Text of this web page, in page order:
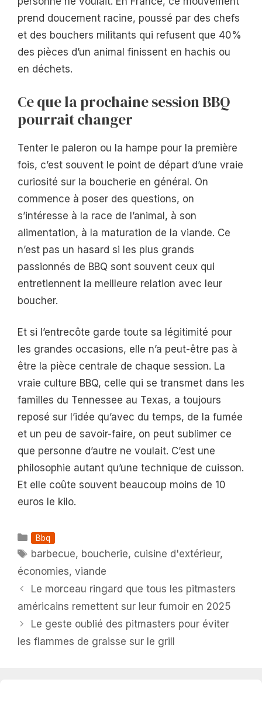
prend doucement racine, poussé par des chefs
et des bouchers militants qui refusent que 40%
des pièces d’un animal finissent en hachis ou
en déchets.
Ce que la prochaine session BBQ
pourrait changer
Tenter le paleron ou la hampe pour la première
fois, c’est souvent le point de départ d’une vraie
curiosité sur la boucherie en général. On
commence à poser des questions, on
s’intéresse à la race de l’animal, à son
alimentation, à la maturation de la viande. Ce
n’est pas un hasard si les plus grands
passionnés de BBQ sont souvent ceux qui
entretiennent la meilleure relation avec leur
boucher.
Et si l’entrecôte garde toute sa légitimité pour
les grandes occasions, elle n’a peut-être pas à
être la pièce centrale de chaque session. La
vraie culture BBQ, celle qui se transmet dans les
familles du Tennessee au Texas, a toujours
reposé sur l’idée qu’avec du temps, de la fumée
et un peu de savoir-faire, on peut sublimer ce
que personne d’autre ne voulait. C’est une
philosophie autant qu’une technique de cuisson.
Et elle coûte souvent beaucoup moins de 10
euros le kilo.
Catégories
Bbq
Étiquettes
barbecue, boucherie, cuisine d'extérieur,
économies, viande
Le morceau ringard que tous les pitmasters
américains remettent sur leur fumoir en 2025
Le geste oublié des pitmasters pour éviter
les flammes de graisse sur le grill